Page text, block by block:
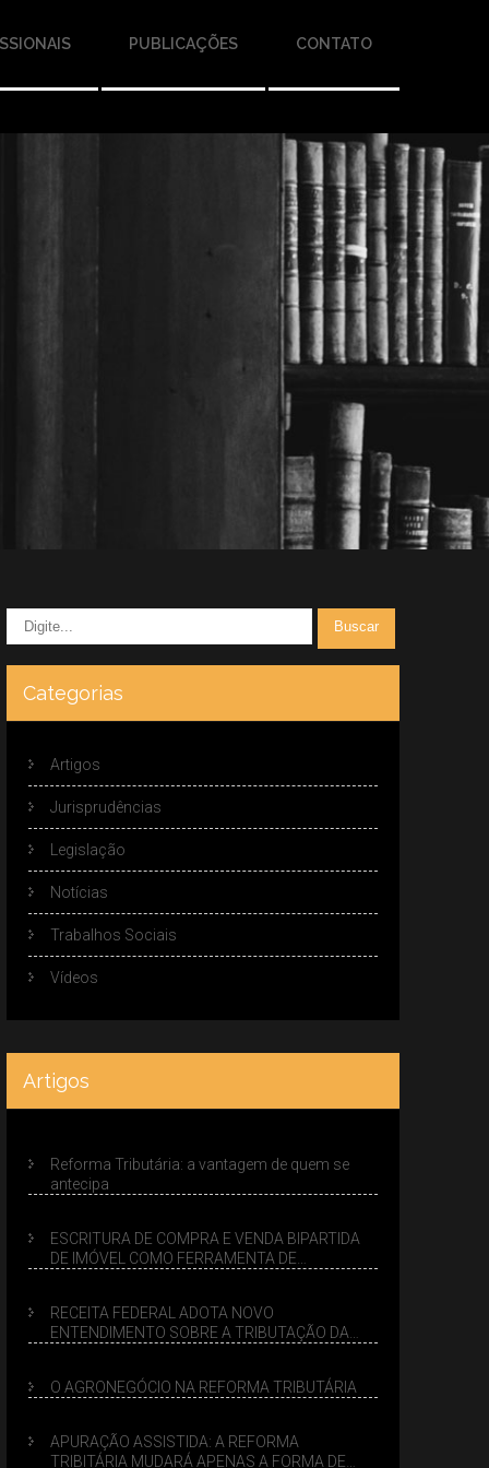
PUBLICAÇÕES CONTATO
Categorias
Artigos
Jurisprudências
Legislação
Notícias
Trabalhos Sociais
Vídeos
Artigos
Reforma Tributária: a vantagem de quem se
antecipa
ESCRITURA DE COMPRA E VENDA BIPARTIDA
DE IMÓVEL COMO FERRAMENTA DE
RECEITA FEDERAL ADOTA NOVO
ENTENDIMENTO SOBRE A TRIBUTAÇÃO DA
O AGRONEGÓCIO NA REFORMA TRIBUTÁRIA
APURAÇÃO ASSISTIDA: A REFORMA
TRIBITÁRIA MUDARÁ APENAS A FORMA DE